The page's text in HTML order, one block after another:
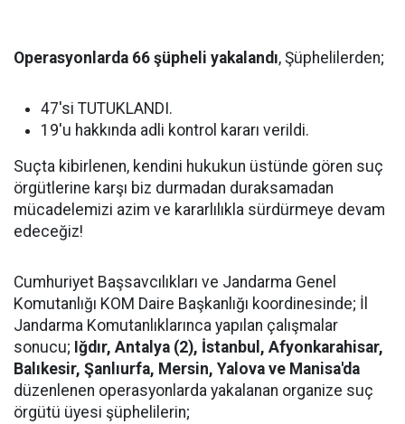
Operasyonlarda 66 şüpheli yakalandı, Şüphelilerden;
47'si TUTUKLANDI.
19'u hakkında adli kontrol kararı verildi.
Suçta kibirlenen, kendini hukukun üstünde gören suç
örgütlerine karşı biz durmadan duraksamadan
mücadelemizi azim ve kararlılıkla sürdürmeye devam
edeceğiz!
Cumhuriyet Başsavcılıkları ve Jandarma Genel
Komutanlığı KOM Daire Başkanlığı koordinesinde; İl
Jandarma Komutanlıklarınca yapılan çalışmalar
sonucu; Iğdır, Antalya (2), İstanbul, Afyonkarahisar,
Balıkesir, Şanlıurfa, Mersin, Yalova ve Manisa'da
düzenlenen operasyonlarda yakalanan organize suç
örgütü üyesi şüphelilerin;